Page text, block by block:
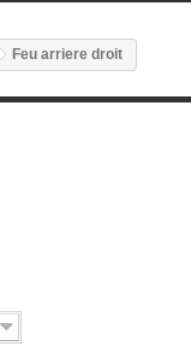
Feu arriere droit